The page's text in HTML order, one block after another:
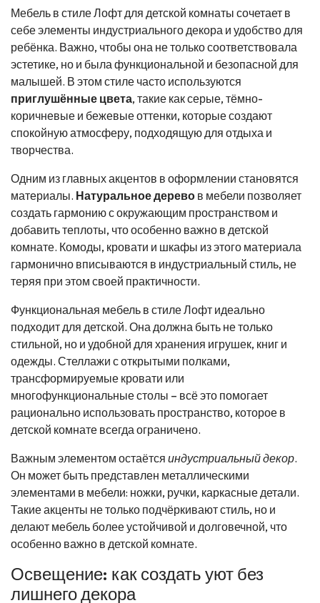
Мебель в стиле Лофт для детской комнаты сочетает в
себе элементы индустриального декора и удобство для
ребёнка. Важно, чтобы она не только соответствовала
эстетике, но и была функциональной и безопасной для
малышей. В этом стиле часто используются
приглушённые цвета, такие как серые, тёмно-
коричневые и бежевые оттенки, которые создают
спокойную атмосферу, подходящую для отдыха и
творчества.
Одним из главных акцентов в оформлении становятся
материалы. Натуральное дерево в мебели позволяет
создать гармонию с окружающим пространством и
добавить теплоты, что особенно важно в детской
комнате. Комоды, кровати и шкафы из этого материала
гармонично вписываются в индустриальный стиль, не
теряя при этом своей практичности.
Функциональная мебель в стиле Лофт идеально
подходит для детской. Она должна быть не только
стильной, но и удобной для хранения игрушек, книг и
одежды. Стеллажи с открытыми полками,
трансформируемые кровати или
многофункциональные столы – всё это помогает
рационально использовать пространство, которое в
детской комнате всегда ограничено.
Важным элементом остаётся индустриальный декор.
Он может быть представлен металлическими
элементами в мебели: ножки, ручки, каркасные детали.
Такие акценты не только подчёркивают стиль, но и
делают мебель более устойчивой и долговечной, что
особенно важно в детской комнате.
Освещение: как создать уют без
лишнего декора